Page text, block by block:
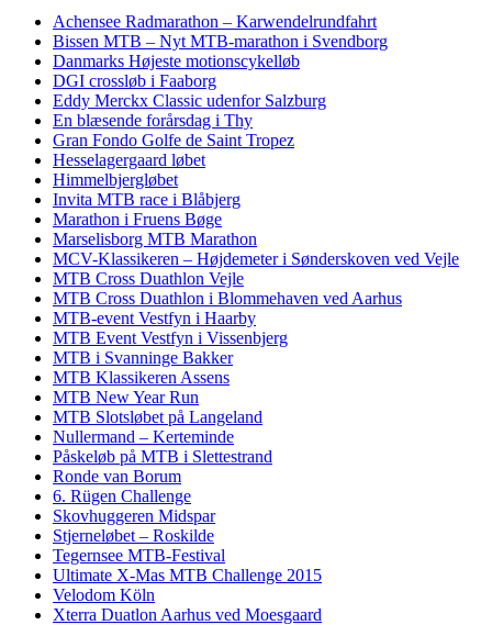
Achensee Radmarathon – Karwendelrundfahrt
Bissen MTB – Nyt MTB-marathon i Svendborg
Danmarks Højeste motionscykelløb
DGI crossløb i Faaborg
Eddy Merckx Classic udenfor Salzburg
En blæsende forårsdag i Thy
Gran Fondo Golfe de Saint Tropez
Hesselagergaard løbet
Himmelbjergløbet
Invita MTB race i Blåbjerg
Marathon i Fruens Bøge
Marselisborg MTB Marathon
MCV-Klassikeren – Højdemeter i Sønderskoven ved Vejle
MTB Cross Duathlon Vejle
MTB Cross Duathlon i Blommehaven ved Aarhus
MTB-event Vestfyn i Haarby
MTB Event Vestfyn i Vissenbjerg
MTB i Svanninge Bakker
MTB Klassikeren Assens
MTB New Year Run
MTB Slotsløbet på Langeland
Nullermand – Kerteminde
Påskeløb på MTB i Slettestrand
Ronde van Borum
6. Rügen Challenge
Skovhuggeren Midspar
Stjerneløbet – Roskilde
Tegernsee MTB-Festival
Ultimate X-Mas MTB Challenge 2015
Velodom Köln
Xterra Duatlon Aarhus ved Moesgaard